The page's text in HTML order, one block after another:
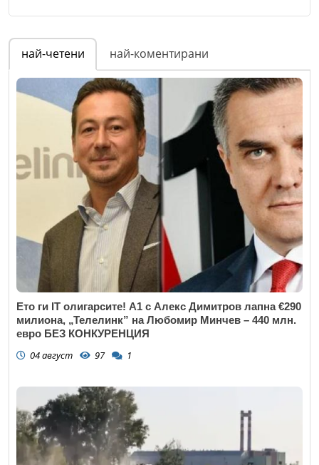
Откажи
Коментар
Откажи
Име*
Коментар*
най-четени най-коментирани
Ето ги IT олигарсите! А1 с Алекс Димитров лапна €290
милиона, „Телелинк” на Любомир Минчев – 440 млн.
евро БЕЗ КОНКУРЕНЦИЯ
04 август 97 1